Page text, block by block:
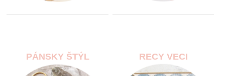
PÁNSKY ŠTÝL RECY VECI